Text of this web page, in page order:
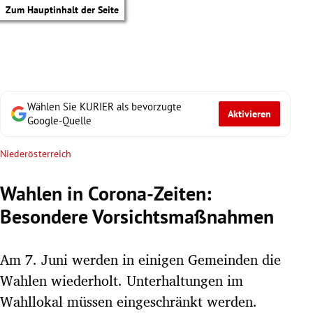
Zum Hauptinhalt der Seite
Untermenü
Wählen Sie KURIER als bevorzugte
Google-Quelle
Aktivieren
Niederösterreich
Wahlen in Corona-Zeiten:
Besondere Vorsichtsmaßnahmen
Am 7. Juni werden in einigen Gemeinden die
Wahlen wiederholt. Unterhaltungen im
Wahllokal müssen eingeschränkt werden.